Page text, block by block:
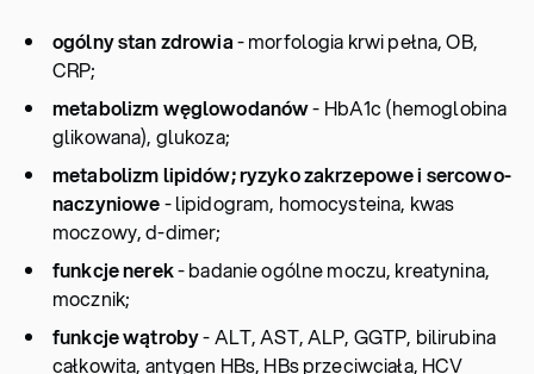
ogólny stan zdrowia- morfologia krwi pełna, OB,
CRP;
metabolizm węglowodanów- HbA1c (hemoglobina
glikowana), glukoza;
metabolizm lipidów; ryzyko zakrzepowe i sercowo-
naczyniowe- lipidogram, homocysteina, kwas
moczowy, d-dimer;
funkcje nerek- badanie ogólne moczu, kreatynina,
mocznik;
funkcje wątroby- ALT, AST, ALP, GGTP, bilirubina
całkowita, antygen HBs, HBs przeciwciała, HCV